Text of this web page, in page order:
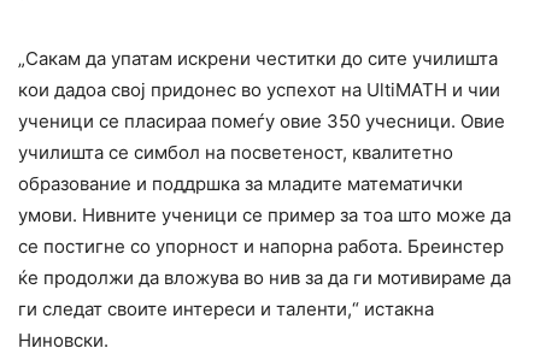
„Сакам да упатам искрени честитки до сите училишта
кои дадоа свој придонес во успехот на UltiMATH и чии
ученици се пласираа помеѓу овие 350 учесници. Овие
училишта се симбол на посветеност, квалитетно
образование и поддршка за младите математички
умови. Нивните ученици се пример за тоа што може да
се постигне со упорност и напорна работа. Бреинстер
ќе продолжи да вложува во нив за да ги мотивираме да
ги следат своите интереси и таленти,“ истакна
Ниновски.